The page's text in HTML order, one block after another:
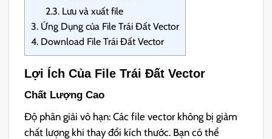
2.3. Lưu và xuất file
3. Ứng Dụng của File Trái Đất Vector
4. Download File Trái Đất Vector
Lợi Ích Của File Trái Đất Vector
Chất Lượng Cao
Độ phân giải vô hạn: Các file vector không bị giảm
chất lượng khi thay đổi kích thước. Bạn có thể